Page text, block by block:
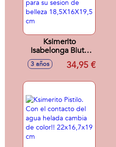
Ksimerito
Isabelonga Biuty
Taim incluye
accesorios para su
3 años 34,95 €